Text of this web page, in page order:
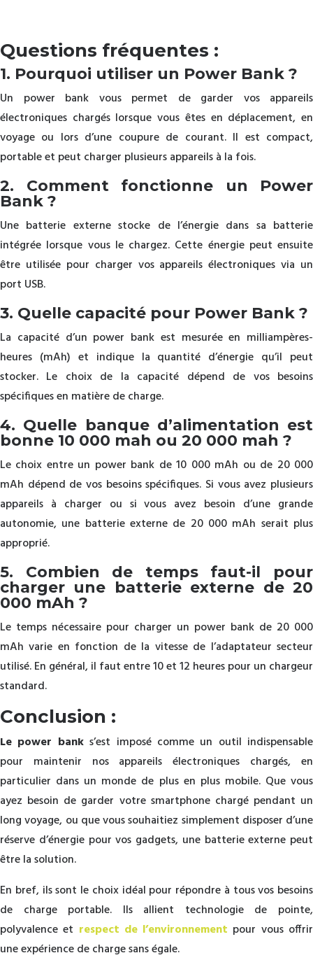
Questions fréquentes :
1. Pourquoi utiliser un Power Bank ?
Un power bank vous permet de garder vos appareils
électroniques chargés lorsque vous êtes en déplacement, en
voyage ou lors d’une coupure de courant. Il est compact,
portable et peut charger plusieurs appareils à la fois.
2. Comment fonctionne un Power
Bank ?
Une batterie externe stocke de l’énergie dans sa batterie
intégrée lorsque vous le chargez. Cette énergie peut ensuite
être utilisée pour charger vos appareils électroniques via un
port USB.
3. Quelle capacité pour Power Bank ?
La capacité d’un power bank est mesurée en milliampères-
heures (mAh) et indique la quantité d’énergie qu’il peut
stocker. Le choix de la capacité dépend de vos besoins
spécifiques en matière de charge.
4. Quelle banque d’alimentation est
bonne 10 000 mah ou 20 000 mah ?
Le choix entre un power bank de 10 000 mAh ou de 20 000
mAh dépend de vos besoins spécifiques. Si vous avez plusieurs
appareils à charger ou si vous avez besoin d’une grande
autonomie, une batterie externe de 20 000 mAh serait plus
approprié.
5. Combien de temps faut-il pour
charger une batterie externe de 20
000 mAh ?
Le temps nécessaire pour charger un power bank de 20 000
mAh varie en fonction de la vitesse de l’adaptateur secteur
utilisé. En général, il faut entre 10 et 12 heures pour un chargeur
standard.
Conclusion :
Le power banks’est imposé comme un outil indispensable
pour maintenir nos appareils électroniques chargés, en
particulier dans un monde de plus en plus mobile. Que vous
ayez besoin de garder votre smartphone chargé pendant un
long voyage, ou que vous souhaitiez simplement disposer d’une
réserve d’énergie pour vos gadgets, une batterie externe peut
être la solution.
En bref, ils sont le choix idéal pour répondre à tous vos besoins
de charge portable. Ils allient technologie de pointe,
polyvalence et respect de l’environnement pour vous offrir
une expérience de charge sans égale.